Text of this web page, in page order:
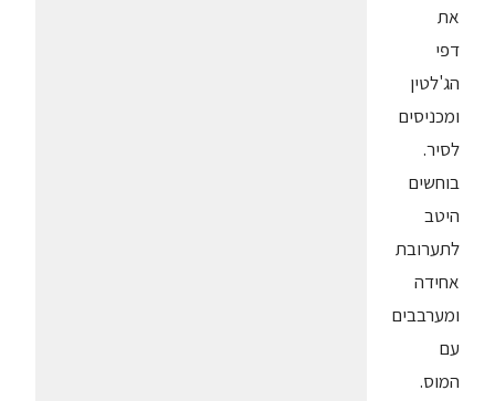
את
דפי
הג'לטין
ומכניסים
לסיר.
בוחשים
היטב
לתערובת
אחידה
ומערבבים
עם
המוס.